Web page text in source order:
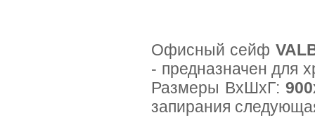
Офисный сейф
- предназначен для
Размеры ВхШхГ:
запирания